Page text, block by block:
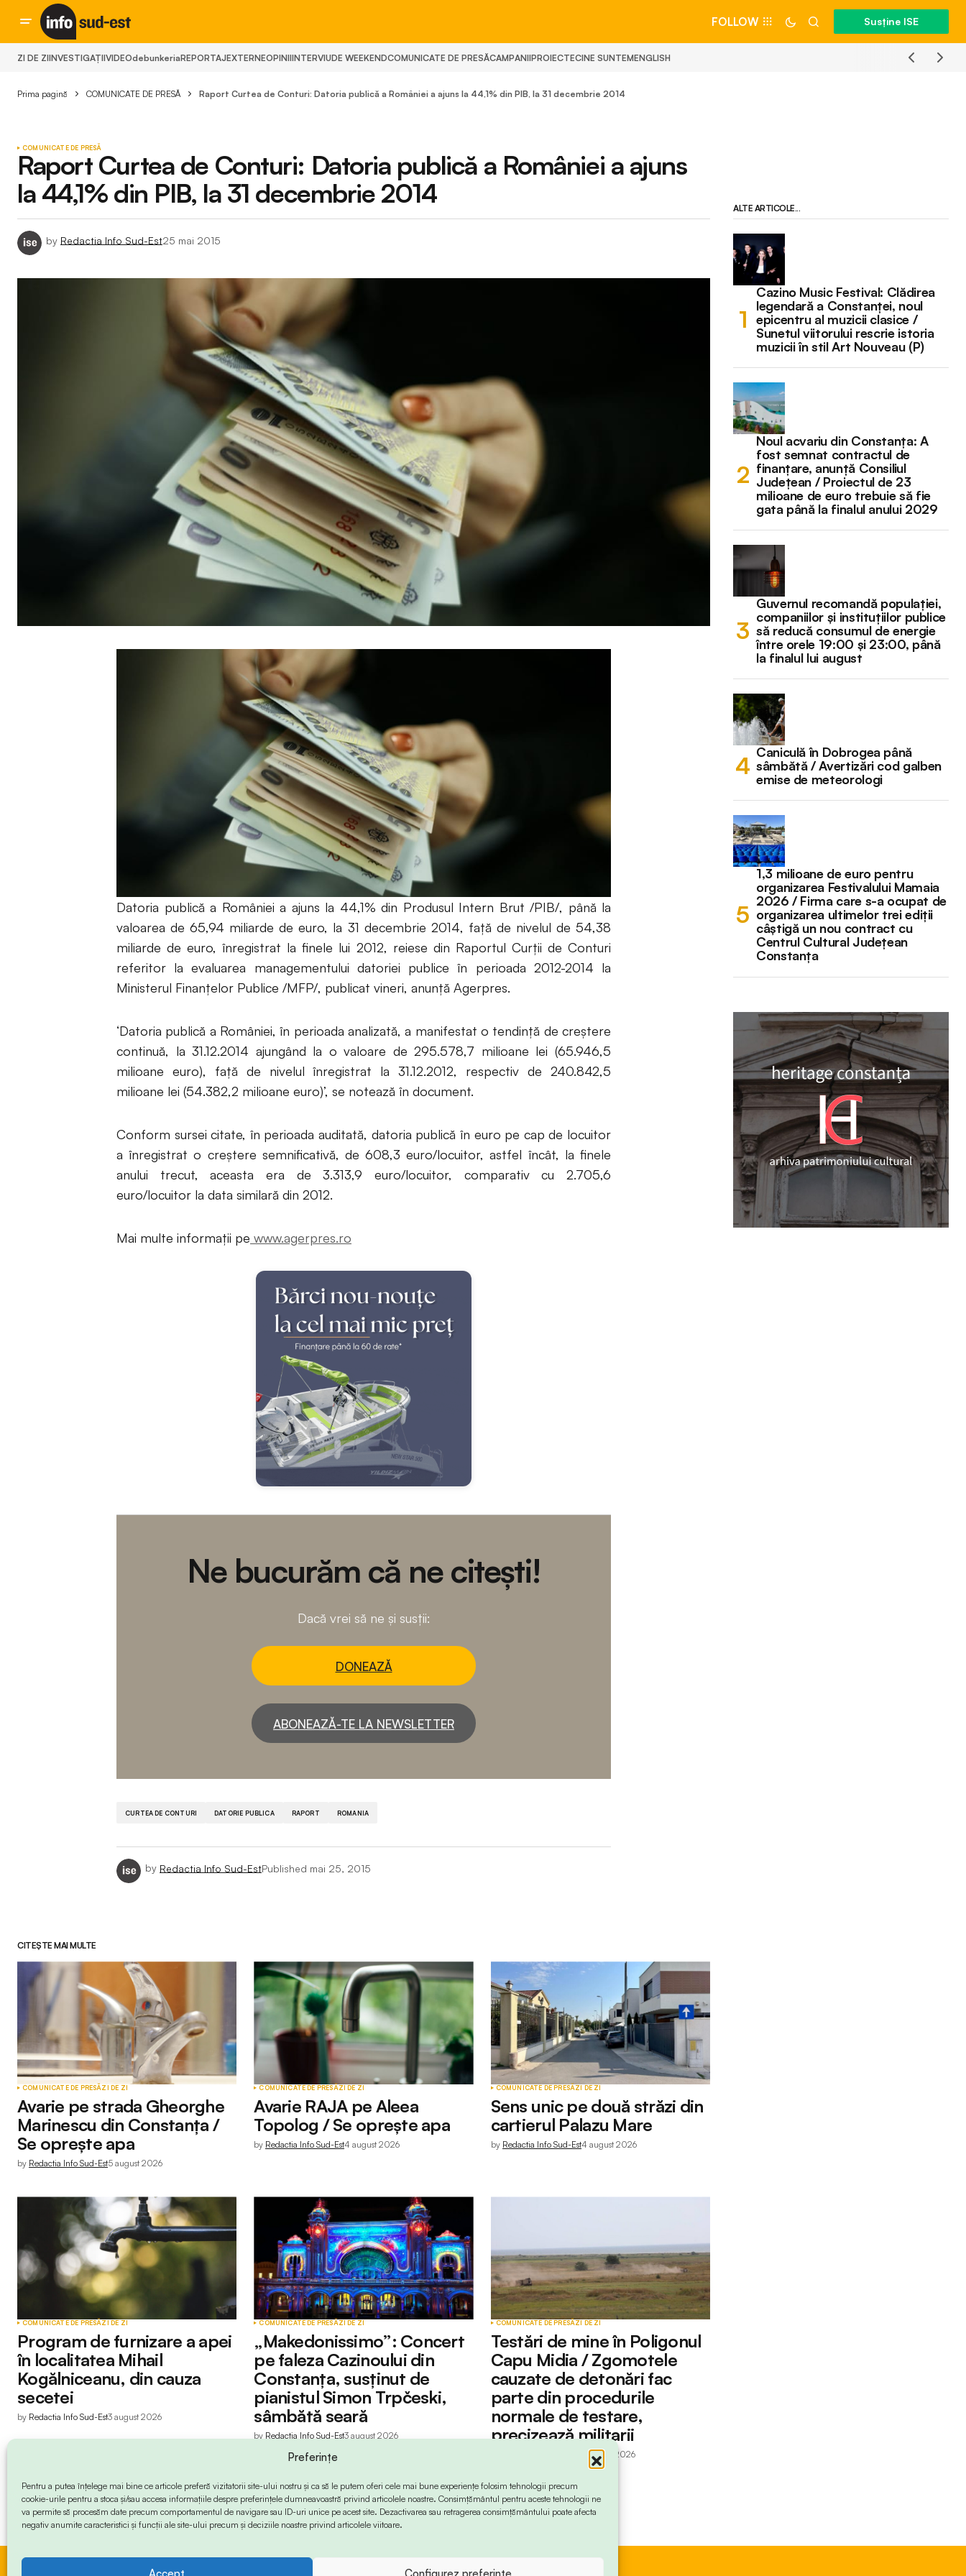
Preferințe
Pentru a putea înțelege mai bine ce articole preferă vizitatorii site-ului nostru și ca să le putem oferi cele mai bune experiențe folosim tehnologii precum
cookie-urile pentru a stoca și/sau accesa informațiile despre preferințele dumneavoastră privind articolele noastre. Consimțământul pentru aceste tehnologii ne
va permite să procesăm date precum comportamentul de navigare sau ID-uri unice pe acest site. Dezactivarea sau retragerea consimțământului poate afecta
negativ anumite caracteristici și funcții ale site-ului precum și deciziile noastre privind articolele viitoare.
Accept Configurez preferințe
FOLLOW Susține ISE
ZI DE ZIINVESTIGAȚIIVIDEOdebunkeriaREPORTAJEXTERNEOPINIIINTERVIUDE WEEKENDCOMUNICATE DE PRESĂCAMPANIIPROIECTECINE SUNTEMENGLISH
Prima pagină COMUNICATE DE PRESĂ Raport Curtea de Conturi: Datoria publică a României a ajuns la 44,1% din PIB, la 31 decembrie 2014
COMUNICATE DE PRESĂ
Raport Curtea de Conturi: Datoria publică a României a ajuns
la 44,1% din PIB, la 31 decembrie 2014
by Redactia Info Sud-Est25 mai 2015
Datoria publică a României a ajuns la 44,1% din Produsul Intern Brut /PIB/, până la
valoarea de 65,94 miliarde de euro, la 31 decembrie 2014, față de nivelul de 54,38
miliarde de euro, înregistrat la finele lui 2012, reiese din Raportul Curții de Conturi
referitor la evaluarea managementului datoriei publice în perioada 2012-2014 la
Ministerul Finanțelor Publice /MFP/, publicat vineri, anunță Agerpres.
‘Datoria publică a României, în perioada analizată, a manifestat o tendință de creștere
continuă, la 31.12.2014 ajungând la o valoare de 295.578,7 milioane lei (65.946,5
milioane euro), față de nivelul înregistrat la 31.12.2012, respectiv de 240.842,5
milioane lei (54.382,2 milioane euro)’, se notează în document.
Conform sursei citate, în perioada auditată, datoria publică în euro pe cap de locuitor
a înregistrat o creștere semnificativă, de 608,3 euro/locuitor, astfel încât, la finele
anului trecut, aceasta era de 3.313,9 euro/locuitor, comparativ cu 2.705,6
euro/locuitor la data similară din 2012.
Mai multe informații pe www.agerpres.ro
Ne bucurăm că ne citești!
Dacă vrei să ne și susții:
DONEAZĂ
ABONEAZĂ-TE LA NEWSLETTER
CURTEA DE CONTURI DATORIE PUBLICA RAPORT ROMANIA
by Redactia Info Sud-EstPublished mai 25, 2015
CITEȘTE MAI MULTE
COMUNICATE DE PRESĂZI DE ZI
Avarie pe strada Gheorghe
Marinescu din Constanța /
Se oprește apa
by Redactia Info Sud-Est5 august 2026
COMUNICATE DE PRESĂZI DE ZI
Avarie RAJA pe Aleea
Topolog / Se oprește apa
by Redactia Info Sud-Est4 august 2026
COMUNICATE DE PRESĂZI DE ZI
Sens unic pe două străzi din
cartierul Palazu Mare
by Redactia Info Sud-Est4 august 2026
COMUNICATE DE PRESĂZI DE ZI
Program de furnizare a apei
în localitatea Mihail
Kogălniceanu, din cauza
secetei
by Redactia Info Sud-Est3 august 2026
COMUNICATE DE PRESĂZI DE ZI
„Makedonissimo”: Concert
pe faleza Cazinoului din
Constanța, susținut de
pianistul Simon Trpčeski,
sâmbătă seară
by Redactia Info Sud-Est3 august 2026
COMUNICATE DE PRESĂZI DE ZI
Testări de mine în Poligonul
Capu Midia / Zgomotele
cauzate de detonări fac
parte din procedurile
normale de testare,
precizează militarii
3 august 2026
ALTE ARTICOLE...
Cazino Music Festival: Clădirea
legendară a Constanței, noul
epicentru al muzicii clasice /
Sunetul viitorului rescrie istoria
muzicii în stil Art Nouveau (P)
Noul acvariu din Constanța: A
fost semnat contractul de
finanțare, anunță Consiliul
Județean / Proiectul de 23
milioane de euro trebuie să fie
gata până la finalul anului 2029
Guvernul recomandă populației,
companiilor și instituțiilor publice
să reducă consumul de energie
între orele 19:00 și 23:00, până
la finalul lui august
Caniculă în Dobrogea până
sâmbătă / Avertizări cod galben
emise de meteorologi
1,3 milioane de euro pentru
organizarea Festivalului Mamaia
2026 / Firma care s-a ocupat de
organizarea ultimelor trei ediții
câștigă un nou contract cu
Centrul Cultural Județean
Constanța